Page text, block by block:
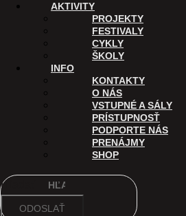
AKTIVITY
PROJEKTY
FESTIVALY
CYKLY
ŠKOLY
INFO
KONTAKTY
O NÁS
VSTUPNÉ A SÁLY
PRÍSTUPNOSŤ
PODPORTE NÁS
PRENÁJMY
SHOP
Hľadať
ODOSLAŤ